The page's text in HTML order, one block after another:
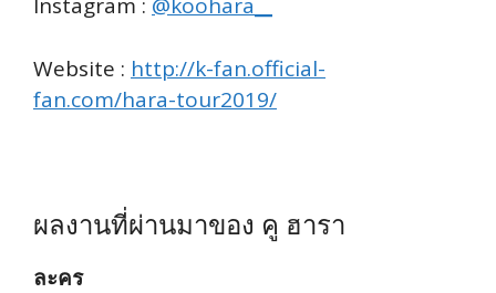
Instagram : @koohara__
Website : http://k-fan.official-
fan.com/hara-tour2019/
ผลงานที่ผ่านมาของ คู ฮารา
ละคร